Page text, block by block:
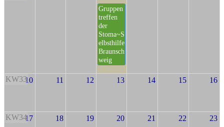
Gruppen
treffen
der
Stoma~S
elbsthilfe
Braunsch
weig
KW3310 11 12 13 14 15 16
KW3417 18 19 20 21 22 23